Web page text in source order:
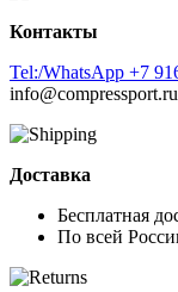
Контакты
Tel:/WhatsApp +7
info@compressport.ru
Доставка
Бесплатная
По всей